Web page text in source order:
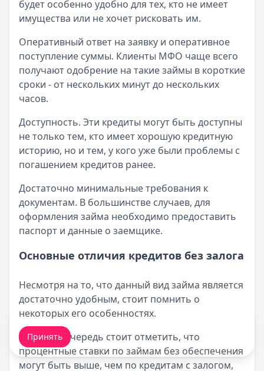
будет особенно удобно для тех, кто не имеет
имущества или не хочет рисковать им.
Оперативный ответ на заявку и оперативное
поступление суммы. Клиенты МФО чаще всего
получают одобрение на такие займы в короткие
сроки - от нескольких минут до нескольких
часов.
Доступность. Эти кредиты могут быть доступны
не только тем, кто имеет хорошую кредитную
историю, но и тем, у кого уже были проблемы с
погашением кредитов ранее.
Достаточно минимальные требования к
документам. В большинстве случаев, для
оформления займа необходимо предоставить
паспорт и данные о заемщике.
Основные отличия кредитов без залога
Несмотря на то, что данный вид займа является
достаточно удобным, стоит помнить о
некоторых его особенностях.
В первую очередь стоит отметить, что
процентные ставки по займам без обеспечения
могут быть выше, чем по кредитам с залогом,
Мы обрабатываем ваши cookie-файлы
Принять